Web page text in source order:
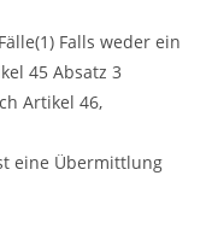
Falls weder ein
45 Absatz 3
Artikel 46,
eine Übermittlung